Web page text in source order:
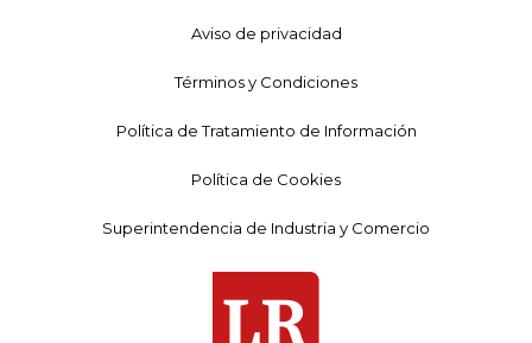
Aviso de privacidad
Términos y Condiciones
Política de Tratamiento de Información
Política de Cookies
Superintendencia de Industria y Comercio